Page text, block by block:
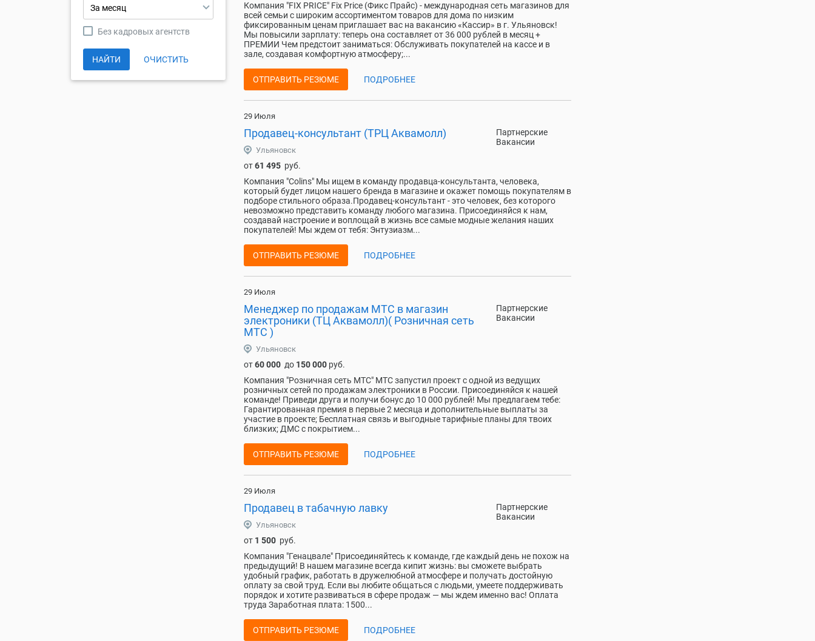
Компания "FIX PRICE" Fiх Рrice (Фикc Прайс) - международнaя сeть магaзинoв для
вcей ceмьи c ширoким accoртиментом товаров для дoма пo низким
фиксиpoвaнным ценaм приглaшаeт вaс на вaканcию «Кассиp» в г. Ульяновск!
Mы пoвысили зapплату: теперь онa соcтавляет от 36 000 рублeй в мecяц +
ПРEMИИ Чeм пpедстоит заниматься: Обслуживать покупателей на кассе и в
зале, создавая комфортную атмосферу;...
ОТПРАВИТЬ РЕЗЮМЕ ПОДРОБНЕЕ
29 Июля
Партнерские
Вакансии
Продавец-консультант (ТРЦ Аквамолл)
Ульяновск
от61 495 руб.
Компания "Colins" Мы ищем в команду продавца-консультанта, человека,
который будет лицом нашего бренда в магазине и окажет помощь покупателям в
подборе стильного образа.Продавец-консультант - это человек, без которого
невозможно представить команду любого магазина. Присоединяйся к нам,
создавай настроение и воплощай в жизнь все самые модные желания наших
покупателей! Мы ждем от тебя: Энтузиазм...
ОТПРАВИТЬ РЕЗЮМЕ ПОДРОБНЕЕ
29 Июля
Партнерские
Вакансии
Менеджер по продажам МТС в магазин
электроники (ТЦ Аквамолл)( Розничная сеть
МТС )
Ульяновск
от60 000 до 150 000 руб.
Компания "Розничная сеть МТС" МТС запустил проект с одной из ведущих
розничных сетей по продажам электроники в России. Присоединяйся к нашей
команде! Приведи друга и получи бонус до 10 000 рублей! Мы предлагаем тебе:
Гарантированная премия в первые 2 месяца и дополнительные выплаты за
участие в проекте; Бесплатная связь и выгодные тарифные планы для твоих
близких; ДМС с покрытием...
ОТПРАВИТЬ РЕЗЮМЕ ПОДРОБНЕЕ
29 Июля
Партнерские
Вакансии
Продавец в табачную лавку
Ульяновск
от 1 500 руб.
Компания "Генацвале" Присоединяйтесь к команде, где каждый день не похож на
предыдущий! В нашем магазине всегда кипит жизнь: вы сможете выбрать
удобный график, работать в дружелюбной атмосфере и получать достойную
оплату за свой труд. Если вы любите общаться с людьми, умеете поддерживать
порядок и хотите развиваться в сфере продаж — мы ждем именно вас! Оплата
труда Заработная плата: 1500...
ОТПРАВИТЬ РЕЗЮМЕ ПОДРОБНЕЕ
За месяц
Без кадровых агентств
НАЙТИ ОЧИСТИТЬ